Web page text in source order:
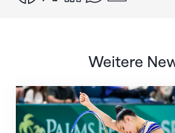
Weitere
Nächster Halt: